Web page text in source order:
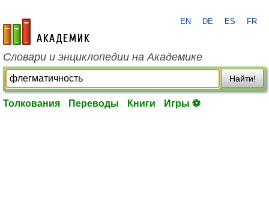
academic.ru
EN DE ES FR
Словари и энциклопедии на Академике
Найти!
Толкования Переводы Книги Игры ⚽